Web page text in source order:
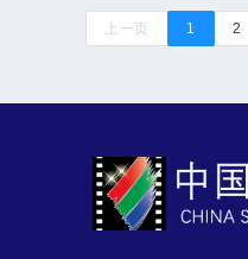
上一页 1 2